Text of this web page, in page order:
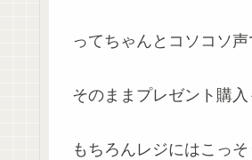
ってちゃんとコソコソ
そのままプレゼント購
もちろんレジにはこっ